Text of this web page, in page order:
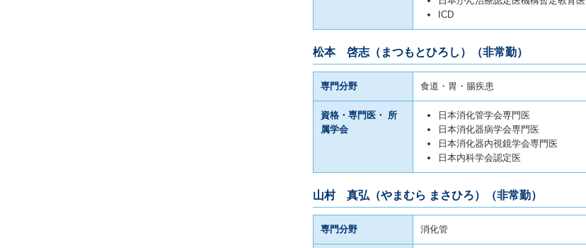
ICD
松本 啓志（まつもとひろし）（非常勤）
専門分野 食道・胃・腸疾患
資格・専門医・ 所
属学会
日本消化管学会専門医
日本消化器病学会専門医
日本消化器内視鏡学会専門医
日本内科学会認定医
山村 真弘（やまむら まさひろ）（非常勤）
専門分野 消化管